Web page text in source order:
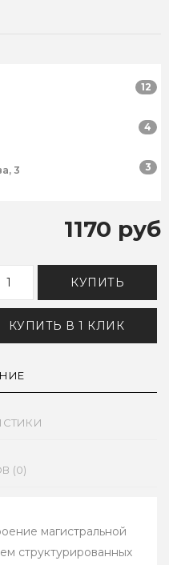
12
4
3 3
1170 руб
КУПИТЬ
КУПИТЬ В 1 КЛИК
(0)
магистральной
структурированных